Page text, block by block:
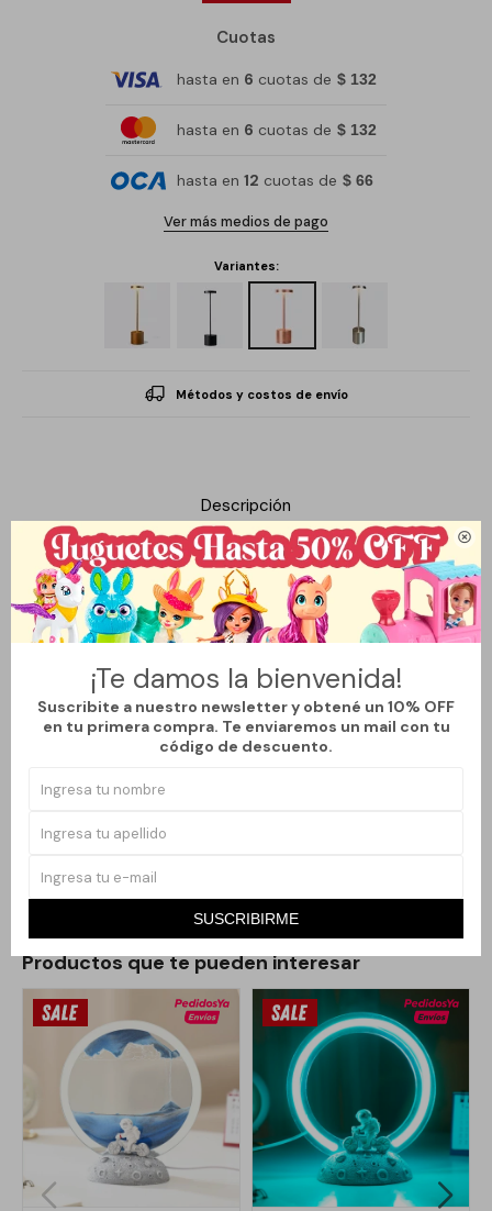

¡Te damos la bienvenida!
Suscribite a nuestro newsletter y obtené un 10% OFF
en tu primera compra. Te enviaremos un mail con tu
código de descuento.
SUSCRIBIRME
Cuotas
hasta en 6 cuotas de $ 132
hasta en 6 cuotas de $ 132
hasta en 12 cuotas de $ 66
Ver más medios de pago
Variantes:
Métodos y costos de envío
Descripción
Esta lámpara destaca por su diseño moderno y minimalista,
fabricada en metal para lograr una pieza resistente y elegante.
Incorpora encendido táctil, lo que permite ajustar la luz de forma
práctica y precisa con un simple toque. Gracias a su puerto USB,
ofrece una solución funcional para cargar dispositivos o utilizarla
en escritorios, mesas de noche y espacios de trabajo.
entorno, ideal para quienes buscan una lámpara compacta,
combina utilidad diaria con un diseño limpio y actual.
Productos que te pueden interesar